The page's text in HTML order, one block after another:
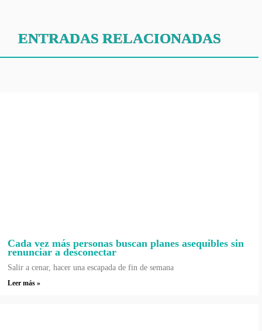
ENTRADAS RELACIONADAS
Cada vez más personas buscan planes asequibles sin
renunciar a desconectar
Salir a cenar, hacer una escapada de fin de semana
Leer más »